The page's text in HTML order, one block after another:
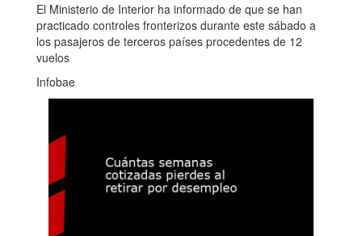
El Ministerio de Interior ha informado de que se han
practicado controles fronterizos durante este sábado a
los pasajeros de terceros países procedentes de 12
vuelos
Infobae